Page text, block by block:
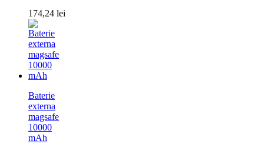
174,24 lei
Baterie
externa
magsafe
10000
mAh